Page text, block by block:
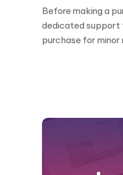
Before making a
dedicated support
purchase for minor